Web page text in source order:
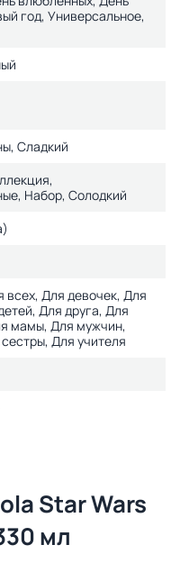
год, Универсальное,
Сладкий
Набор, Солодкий
всех, Для девочек, Для
Для друга, Для
мамы, Для мужчин,
Для учителя
Star Wars
мл